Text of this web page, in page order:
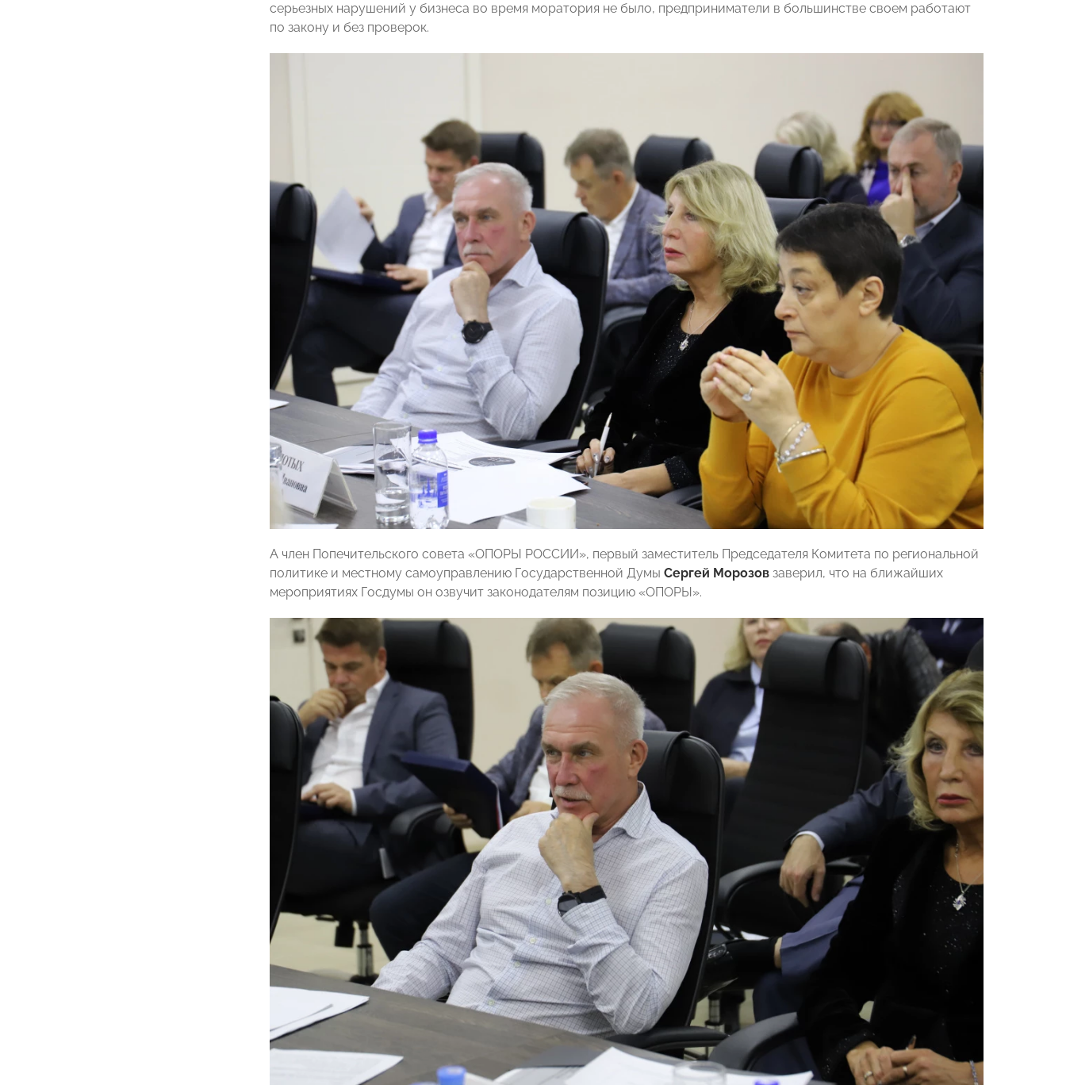
серьезных нарушений у бизнеса во время моратория не было, предприниматели в большинстве своем работают
по закону и без проверок.
А член Попечительского совета «ОПОРЫ РОССИИ», первый заместитель Председателя Комитета по региональной
политике и местному самоуправлению Государственной Думы Сергей Морозов заверил, что на ближайших
мероприятиях Госдумы он озвучит законодателям позицию «ОПОРЫ».